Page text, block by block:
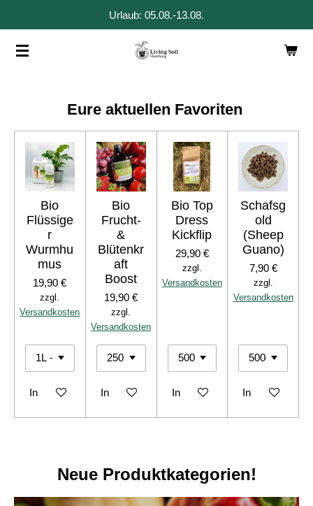
springen
Urlaub: 05.08.-13.08.
Eure aktuellen Favoriten
Bio
Flüssige
r
Wurmhu
mus
19,90 €
zzgl.
Versandkosten
In den Warenkorb
Bio
Frucht-
&
Blütenkr
aft
Boost
19,90 €
zzgl.
Versandkosten
In den Warenkorb
Bio Top
Dress
Kickflip
29,90 €
zzgl.
Versandkosten
In den Warenkorb
Schafsg
old
(Sheep
Guano)
7,90 €
zzgl.
Versandkosten
In den
Neue Produktkategorien!